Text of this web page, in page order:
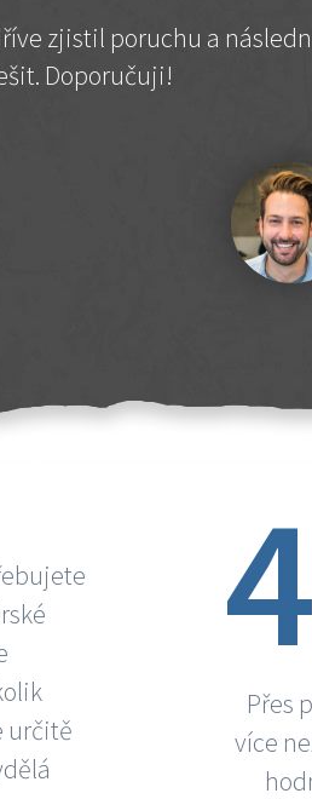
zjistil poruchu a
Doporučuji!
určitě
Přes
více